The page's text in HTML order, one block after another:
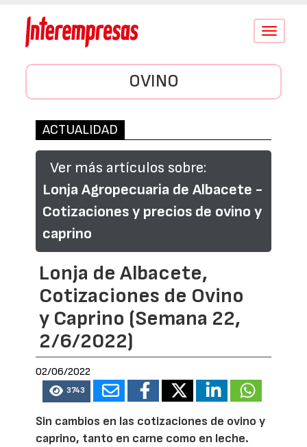
Conmutar
OVINO
ACTUALIDAD
Ver más artículos sobre:
Lonja Agropecuaria de Albacete -
Cotizaciones y precios de ovino y
caprino
Lonja de Albacete,
Cotizaciones de Ovino
y Caprino (Semana 22,
2/6/2022)
02/06/2022
3743
Sin cambios en las cotizaciones de ovino y
caprino, tanto en carne como en leche.